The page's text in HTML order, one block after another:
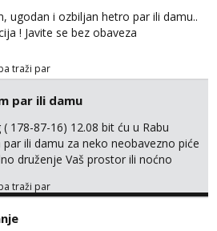
ugodan i ozbiljan hetro par ili damu..
! Javite se bez obaveza
traži par
par ili damu
( 178-87-16) 12.08 bit ću u Rabu
ili damu za neko neobavezno piće
druženje Vaš prostor ili noćno
traži par